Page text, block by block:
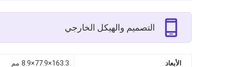
التصميم والهيكل الخارجي
الأبعاد 163.3×77.9×8.9 مم